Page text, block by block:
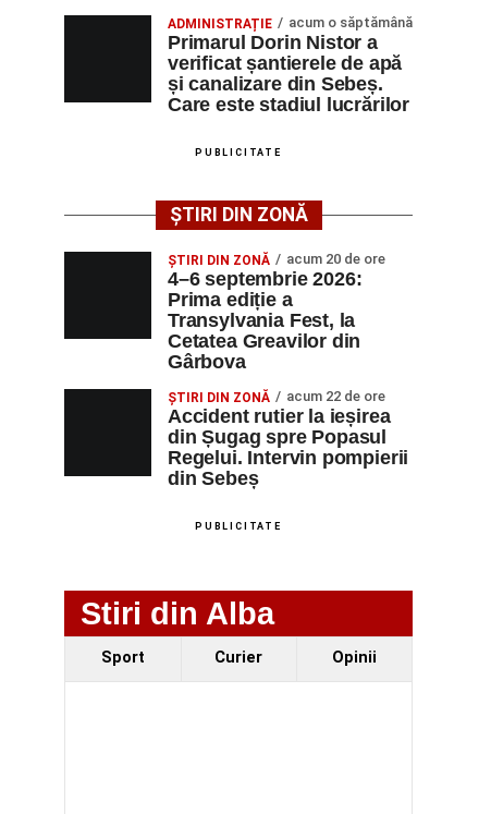
ADMINISTRAȚIE acum o săptămână
Primarul Dorin Nistor a
verificat șantierele de apă
și canalizare din Sebeș.
Care este stadiul lucrărilor
PUBLICITATE
ȘTIRI DIN ZONĂ
ȘTIRI DIN ZONĂ acum 20 de ore
4–6 septembrie 2026:
Prima ediție a
Transylvania Fest, la
Cetatea Greavilor din
Gârbova
ȘTIRI DIN ZONĂ acum 22 de ore
Accident rutier la ieșirea
din Șugag spre Popasul
Regelui. Intervin pompierii
din Sebeș
PUBLICITATE
Stiri din Alba
Sport Curier Opinii